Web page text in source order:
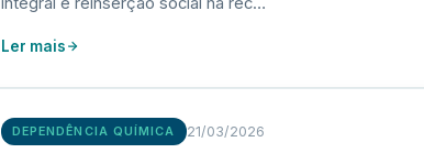
Ler mais
DEPENDÊNCIA QUÍMICA 21/03/2026